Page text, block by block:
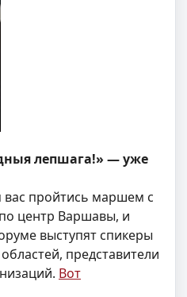
лепшага!» — уже
пройтись маршем с
центр Варшавы, и
выступят спикеры
представители
Вот